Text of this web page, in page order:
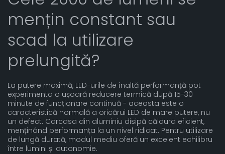
mențin constant sau
scad la utilizare
prelungită?
La putere maximă, LED-urile de înaltă performanță pot
experimenta o ușoară reducere termică după 15-30
minute de funcționare continuă - aceasta este o
caracteristică normală a oricărui LED de mare putere, nu
un defect. Carcasa din aluminiu disipă căldura eficient,
menținând performanța la un nivel ridicat. Pentru utilizare
de lungă durată, modul mediu oferă un excelent echilibru
între lumini și autonomie.